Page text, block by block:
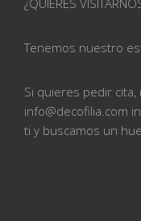
¿QUIERES
Tenemos nuestro
Si quieres pedir
info@decofilia.com
ti y buscamos un